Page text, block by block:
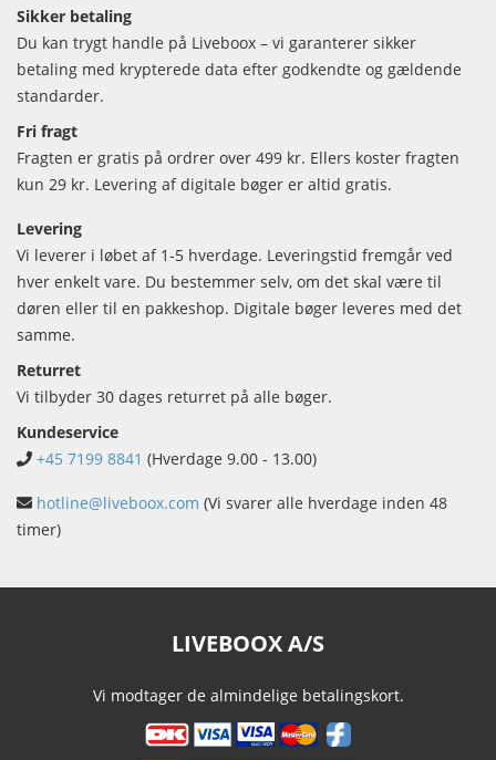
Sikker betaling
Du kan trygt handle på Liveboox – vi garanterer sikker
betaling med krypterede data efter godkendte og gældende
standarder.
Fri fragt
Fragten er gratis på ordrer over 499 kr. Ellers koster fragten
kun 29 kr. Levering af digitale bøger er altid gratis.
Levering
Vi leverer i løbet af 1-5 hverdage. Leveringstid fremgår ved
hver enkelt vare. Du bestemmer selv, om det skal være til
døren eller til en pakkeshop. Digitale bøger leveres med det
samme.
Returret
Vi tilbyder 30 dages returret på alle bøger.
Kundeservice
+45 7199 8841 (Hverdage 9.00 - 13.00)
hotline@liveboox.com (Vi svarer alle hverdage inden 48
timer)
LIVEBOOX A/S
Vi modtager de almindelige betalingskort.